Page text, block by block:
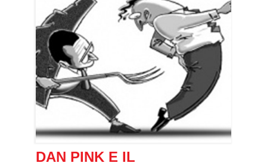
DAN PINK E IL